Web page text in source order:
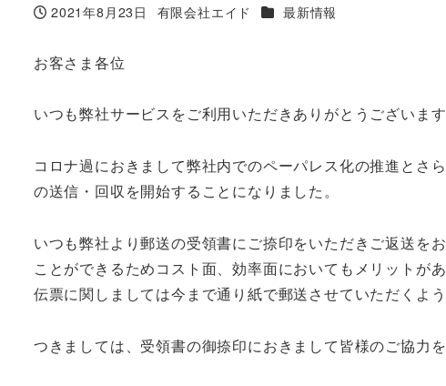
投稿日
2021年8月23日
著
有限会社エイド カテゴリー
最新情報
お客さま各位
いつも弊社サービスをご利用いただきありがとうございます
コロナ過におきまして弊社内でのペーパレス化の推進とさ
の送信・回収を開始することになりました。
いつも弊社より郵送の受領書にご捺印をいただきご返送を
ことができるためコスト面、効率面においてもメリットが
伝票に関しましては今まで通り紙で郵送させていただくよう
つきましては、受領書の御捺印におきまして皆様のご協力